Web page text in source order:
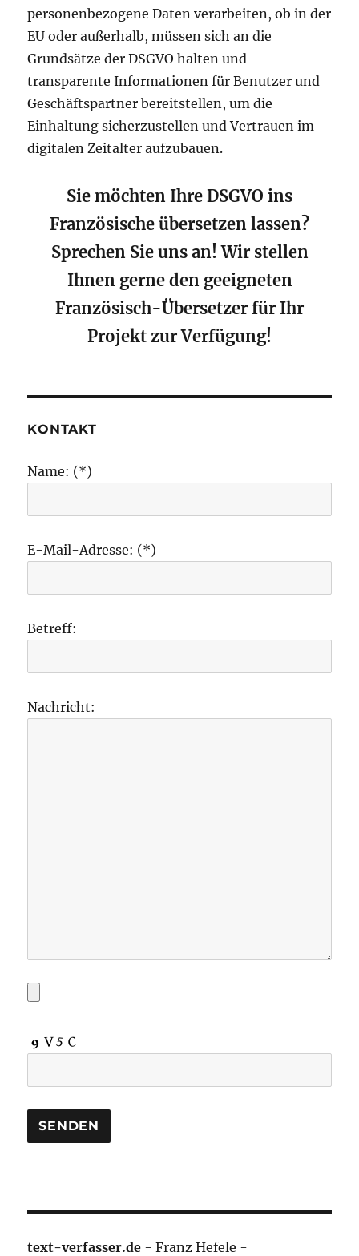
personenbezogene Daten verarbeiten, ob in der
EU oder außerhalb, müssen sich an die
Grundsätze der DSGVO halten und
transparente Informationen für Benutzer und
Geschäftspartner bereitstellen, um die
Einhaltung sicherzustellen und Vertrauen im
digitalen Zeitalter aufzubauen.
Sie möchten Ihre DSGVO ins
Französische übersetzen lassen?
Sprechen Sie uns an! Wir stellen
Ihnen gerne den geeigneten
Französisch-Übersetzer für Ihr
Projekt zur Verfügung!
KONTAKT
Name: (*)
E-Mail-Adresse: (*)
Betreff:
Nachricht:
text-verfasser.de - Franz Hefele -